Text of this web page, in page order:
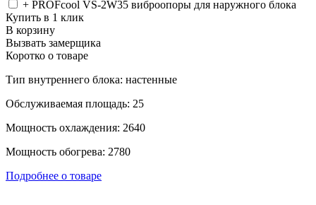
+ PROFcool VS-2W35 виброопоры для наружного блока
Купить в 1 клик
В корзину
Вызвать замерщика
Коротко о товаре
Тип внутреннего блока: настенные
Обслуживаемая площадь: 25
Мощность охлаждения: 2640
Мощность обогрева: 2780
Подробнее о товаре